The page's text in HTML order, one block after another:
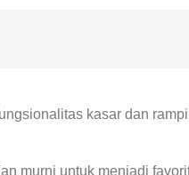
kasar dan
murni untuk menjadi